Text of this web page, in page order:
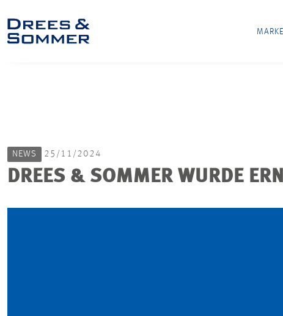
NEWS 25/11/2024
DREES & SOMMER WURDE